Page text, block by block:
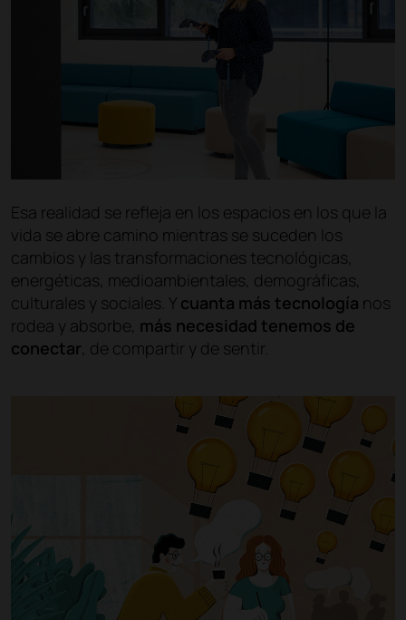
Esa realidad se refleja en los espacios en los que la
vida se abre camino mientras se suceden los
cambios y las transformaciones tecnológicas,
energéticas, medioambientales, demográficas,
culturales y sociales. Y cuanta más tecnología nos
rodea y absorbe, más necesidad tenemos de
conectar, de compartir y de sentir.